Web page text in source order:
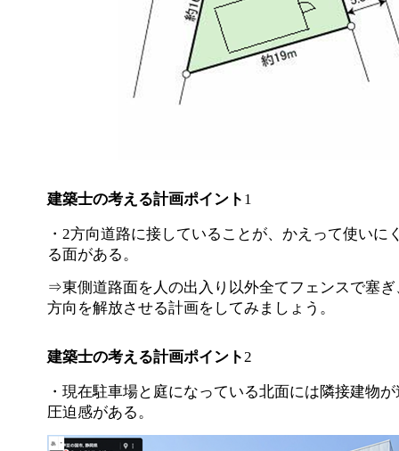
建築士の考える計画ポイント 1
・2方向道路に接していることが、かえって使いに
る面がある。
⇒東側道路面を人の出入り以外全てフェンスで塞ぎ
方向を解放させる計画をしてみましょう。
建築士の考える計画ポイント2
・現在駐車場と庭になっている北面には隣接建物
圧迫感がある。